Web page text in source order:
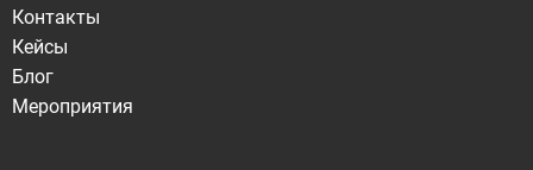
Контакты
Кейсы
Блог
Мероприятия